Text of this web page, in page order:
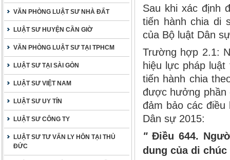
VĂN PHÒNG LUẬT SƯ NHÀ ĐẤT
LUẬT SƯ HUYỆN CẦN GIỜ
VĂN PHÒNG LUẬT SƯ TẠI TPHCM
LUẬT SƯ TẠI SÀI GÒN
LUẬT SƯ VIỆT NAM
LUẬT SƯ UY TÍN
LUẬT SƯ CÔNG TY
LUẬT SƯ TƯ VẤN LY HÔN TẠI THỦ
ĐỨC
Sau khi xác định
tiến hành chia di
của Bộ luật Dân
Trường hợp 2.1:
hiệu lực pháp
tiến hành chia
được hưởng phần
đảm bảo các điều
Dân sự 2015:
" Điều 644.
dung của di chúc